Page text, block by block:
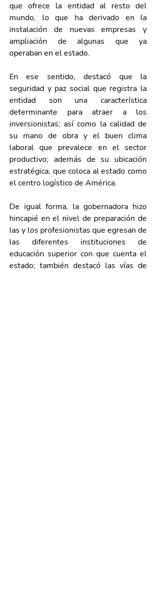
que ofrece la entidad al resto del
mundo, lo que ha derivado en la
instalación de nuevas empresas y
ampliación de algunas que ya
operaban en el estado.
En ese sentido, destacó que la
seguridad y paz social que registra la
entidad son una característica
determinante para atraer a los
inversionistas; así como la calidad de
su mano de obra y el buen clima
laboral que prevalece en el sector
productivo; además de su ubicación
estratégica, que coloca al estado como
el centro logístico de América.
De igual forma, la gobernadora hizo
hincapié en el nivel de preparación de
las y los profesionistas que egresan de
las diferentes instituciones de
educación superior con que cuenta el
estado; también destacó las vías de